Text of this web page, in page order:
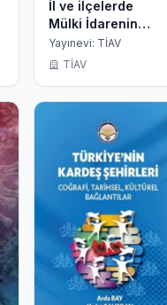
İl ve ilçelerde
Mülki İdarenin
Koordinasyon
Kapasitesi
Yayınevi: TİAV
TİAV